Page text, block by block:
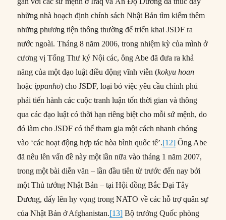
những nhà hoạch định chính sách Nhật Bản tìm kiếm thêm
những phương tiện thông thường để triển khai JSDF ra
nước ngoài. Tháng 8 năm 2006, trong nhiệm kỳ của mình ở
cương vị Tổng Thư ký Nội các, ông Abe đã đưa ra khả
năng của một đạo luật điều động vĩnh viễn (kokyu hoan
hoặc ippanho) cho JSDF, loại bỏ việc yêu cầu chính phủ
phải tiến hành các cuộc tranh luận tốn thời gian và thông
qua các đạo luật có thời hạn riêng biệt cho mỗi sứ mệnh, do
đó làm cho JSDF có thể tham gia một cách nhanh chóng
vào ‘các hoạt động hợp tác hòa bình quốc tế’.[12] Ông Abe
đã nêu lên vấn đề này một lần nữa vào tháng 1 năm 2007,
trong một bài diễn văn – lần đầu tiên từ trước đến nay bởi
một Thủ tướng Nhật Bản – tại Hội đồng Bắc Đại Tây
Dương, dấy lên hy vọng trong NATO về các hỗ trợ quân sự
của Nhật Bản ở Afghanistan.[13] Bộ trưởng Quốc phòng